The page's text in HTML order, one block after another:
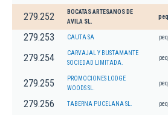
279.252
BOCATAS ARTESANOS DE
AVILA SL.
279.253 CAUTA SA
279.254
CARVAJAL Y BUSTAMANTE
SOCIEDAD LIMITADA.
279.255
PROMOCIONES LODGE
WOODS SL.
279.256 TABERNA PUCELANA SL.